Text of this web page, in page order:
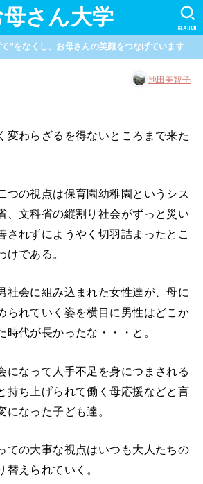
母さん大学 SEARCH
”をなくし、お母さんの笑顔をつなげています
池田美智子
変わらざるを得ないところまで来た
つの視点は保育園幼稚園というシス
、文科省の縦割り社会がずっと災い
されずにようやく切羽詰まったとこ
けである。
社会に組み込まれた女性達が、母に
られていく姿を横目に男性はどこか
時代が長かったな・・・と。
になって人手不足を身につまされる
持ち上げられて働く母応援などと言
になった子ども達。
ての大事な視点はいつも大人たちの
替えられていく。